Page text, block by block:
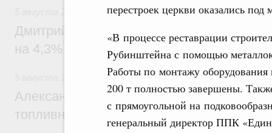
перестроек церкви оказались
«В процессе реставрации
Рубинштейна с помощью
Работы по монтажу оборудования
200 т полностью завершены.
с прямоугольной на
генеральный директор ППК
Внутренний и въездной туризм
Дмитрий Чернышенко: Внутренний
на 4,3%, въездной – на 20,1%
Оборот бензина и дизельного топлива
Александр Новак провёл совещание по
топливном рынке